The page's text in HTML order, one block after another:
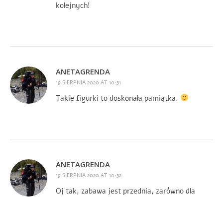
kolejnych!
ANETAGRENDA
19 SIERPNIA 2020 AT 10:31
Takie figurki to doskonała pamiątka.
ANETAGRENDA
19 SIERPNIA 2020 AT 10:32
Oj tak, zabawa jest przednia, zarówno dla